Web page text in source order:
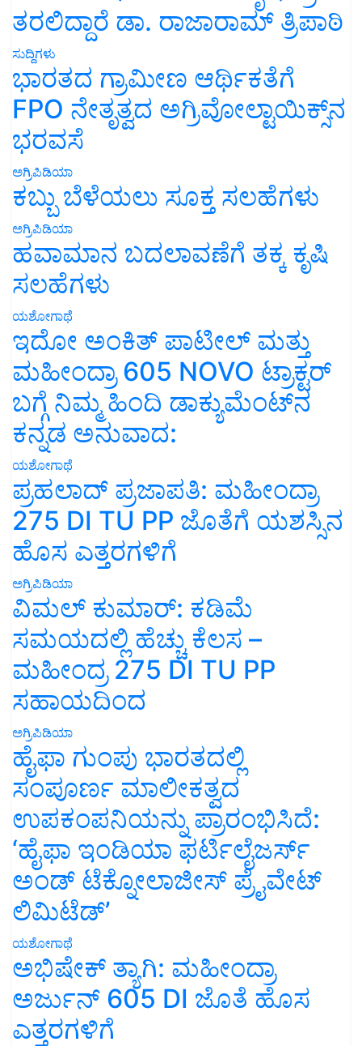
ತರಲಿದ್ದಾರೆ ಡಾ. ರಾಜಾರಾಮ್ ತ್ರಿಪಾಠಿ
ಸುದ್ದಿಗಳು
ಭಾರತದ ಗ್ರಾಮೀಣ ಆರ್ಥಿಕತೆಗೆ
FPO ನೇತೃತ್ವದ ಅಗ್ರಿವೋಲ್ಟಾಯಿಕ್ಸ್‌ನ
ಭರವಸೆ
ಅಗ್ರಿಪಿಡಿಯಾ
ಕಬ್ಬು ಬೆಳೆಯಲು ಸೂಕ್ತ ಸಲಹೆಗಳು
ಅಗ್ರಿಪಿಡಿಯಾ
ಹವಾಮಾನ ಬದಲಾವಣೆಗೆ ತಕ್ಕ ಕೃಷಿ
ಸಲಹೆಗಳು
ಯಶೋಗಾಥೆ
ಇದೋ ಅಂಕಿತ್ ಪಾಟೀಲ್ ಮತ್ತು
ಮಹೀಂದ್ರಾ 605 NOVO ಟ್ರಾಕ್ಟರ್
ಬಗ್ಗೆ ನಿಮ್ಮ ಹಿಂದಿ ಡಾಕ್ಯುಮೆಂಟ್‌ನ
ಕನ್ನಡ ಅನುವಾದ:
ಯಶೋಗಾಥೆ
ಪ್ರಹಲಾದ್ ಪ್ರಜಾಪತಿ: ಮಹೀಂದ್ರಾ
275 DI TU PP ಜೊತೆಗೆ ಯಶಸ್ಸಿನ
ಹೊಸ ಎತ್ತರಗಳಿಗೆ
ಅಗ್ರಿಪಿಡಿಯಾ
ವಿಮಲ್ ಕುಮಾರ್: ಕಡಿಮೆ
ಸಮಯದಲ್ಲಿ ಹೆಚ್ಚು ಕೆಲಸ –
ಮಹೀಂದ್ರ 275 DI TU PP
ಸಹಾಯದಿಂದ
ಅಗ್ರಿಪಿಡಿಯಾ
ಹೈಫಾ ಗುಂಪು ಭಾರತದಲ್ಲಿ
ಸಂಪೂರ್ಣ ಮಾಲೀಕತ್ವದ
ಉಪಕಂಪನಿಯನ್ನು ಪ್ರಾರಂಭಿಸಿದೆ:
‘ಹೈಫಾ ಇಂಡಿಯಾ ಫರ್ಟಿಲೈಜರ್ಸ್
ಅಂಡ್ ಟೆಕ್ನೋಲಾಜೀಸ್ ಪ್ರೈವೇಟ್
ಲಿಮಿಟೆಡ್’
ಯಶೋಗಾಥೆ
ಅಭಿಷೇಕ್ ತ್ಯಾಗಿ: ಮಹೀಂದ್ರಾ
ಅರ್ಜುನ್ 605 DI ಜೊತೆ ಹೊಸ
ಎತ್ತರಗಳಿಗೆ